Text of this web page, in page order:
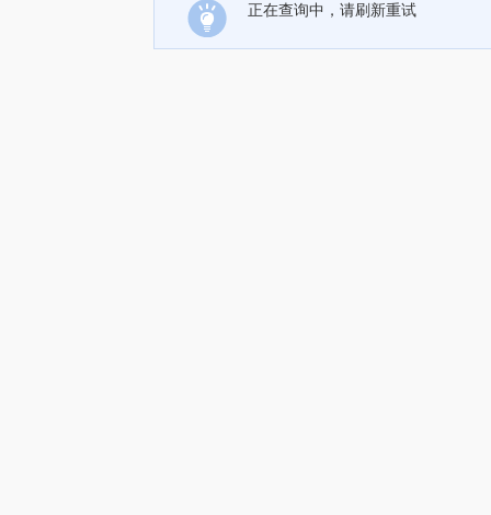
正在查询中，请刷新重试